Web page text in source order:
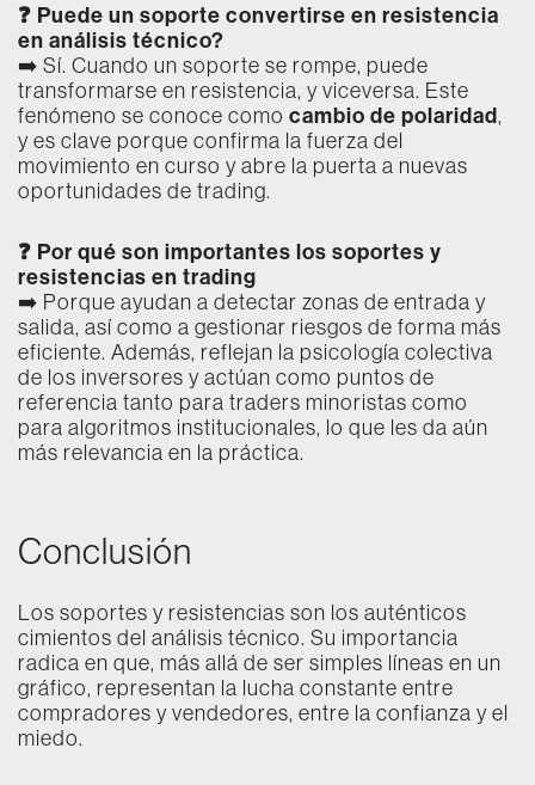
❓ Puede un soporte convertirse en resistencia
en análisis técnico?
➡️ Sí. Cuando un soporte se rompe, puede
transformarse en resistencia, y viceversa. Este
fenómeno se conoce como cambio de polaridad,
y es clave porque confirma la fuerza del
movimiento en curso y abre la puerta a nuevas
oportunidades de trading.
❓ Por qué son importantes los soportes y
resistencias en trading
➡️ Porque ayudan a detectar zonas de entrada y
salida, así como a gestionar riesgos de forma más
eficiente. Además, reflejan la psicología colectiva
de los inversores y actúan como puntos de
referencia tanto para traders minoristas como
para algoritmos institucionales, lo que les da aún
más relevancia en la práctica.
Conclusión
Los soportes y resistencias son los auténticos
cimientos del análisis técnico. Su importancia
radica en que, más allá de ser simples líneas en un
gráfico, representan la lucha constante entre
compradores y vendedores, entre la confianza y el
miedo.